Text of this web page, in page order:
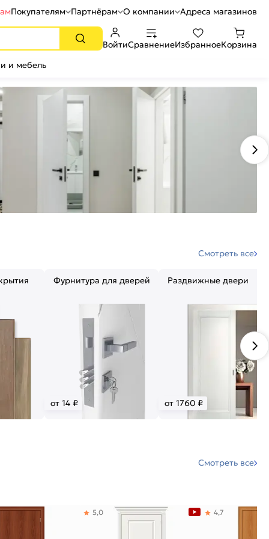
Покупателям Партнёрам О компании Адреса магазинов
ВойтиСравнениеИзбранноеКорзина
и мебель
Смотреть все
Фурнитура для дверей
от 14 ₽
Раздвижные двери
от 1760 ₽
Смотреть все
5,0 4,7